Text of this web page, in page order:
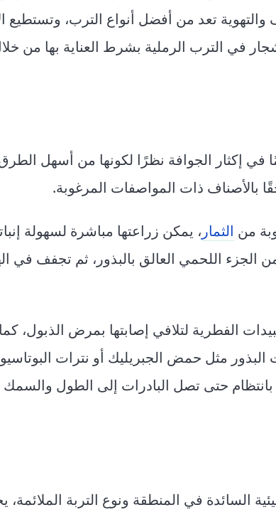
والتهوية تعد من أفضل أنواع الترب،
في الترب الرملية بشرط العناية بها من
في إكثار الجوافة نظرًا لكونها من أسهل الطرق
بالأصناف ذات المواصفات المرغوبة.
من الثمار ، يمكن زراعتها مباشرة لسهولة
من الجزء اللحمي العالق بالبذور، ثم تجفف
الفطرية لتلافي إصابتها بمرض الذبول،
مثل حمض الجبريليك أو نترات
حتى تصل البادرات إلى الطول والسمك
السائدة في المنطقة ونوع التربة الملائمة،